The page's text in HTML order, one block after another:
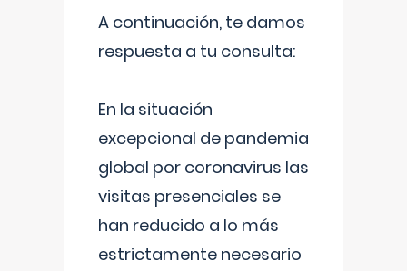
A continuación, te damos
respuesta a tu consulta:
En la situación
excepcional de pandemia
global por coronavirus las
visitas presenciales se
han reducido a lo más
estrictamente necesario